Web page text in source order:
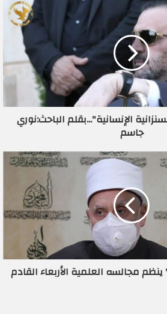
الإنسانية"...بقلم الباحث:نوري
جاسم
مجالسه العلمية الأربعاء القادم